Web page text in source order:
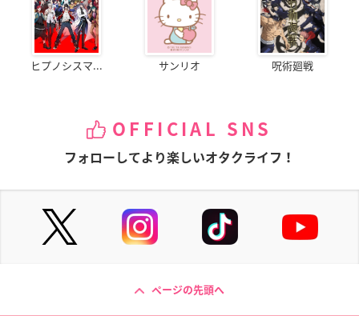
ヒプノシスマ... サンリオ 呪術廻戦
OFFICIAL SNS
フォローしてより楽しいオタクライフ！
ページの先頭へ